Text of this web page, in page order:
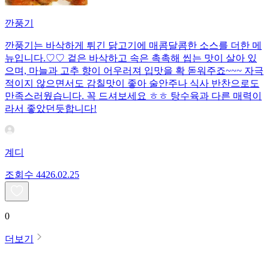
깐풍기
깐풍기는 바삭하게 튀긴 닭고기에 매콤달콤한 소스를 더한 메
뉴입니다.♡♡ 겉은 바삭하고 속은 촉촉해 씹는 맛이 살아 있
으며, 마늘과 고추 향이 어우러져 입맛을 확 돋워주죠~~~ 자극
적이지 않으면서도 감칠맛이 좋아 술안주나 식사 반찬으로도
만족스러웠습니다. 꼭 드셔보세요 ㅎㅎ 탕수육과 다른 매력이
라서 좋았던듯합니다!
계디
조회수 4426.02.25
0
더보기